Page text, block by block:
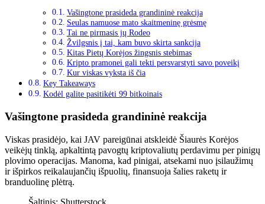
Vašingtone prasideda grandininė reakcija
Seulas namuose mato skaitmeninę grėsmę
Tai ne pirmasis jų Rodeo
Žvilgsnis į tai, kam buvo skirta sankcija
Kitas Pietų Korėjos žingsnis stebimas
Kripto pramonei gali tekti persvarstyti savo poveikį
Kur viskas vyksta iš čia
Key Takeaways
Kodėl galite pasitikėti 99 bitkoinais
Vašingtone prasideda grandininė reakcija
Viskas prasidėjo, kai JAV pareigūnai atskleidė Šiaurės Korėjos
veikėjų tinklą, apkaltintą pavogtų kriptovaliutų perdavimu per pinigų
plovimo operacijas. Manoma, kad pinigai, atsekami nuo įsilaužimų
ir išpirkos reikalaujančių išpuolių, finansuoja šalies raketų ir
branduolinę plėtrą.
Šaltinis: Shutterstock